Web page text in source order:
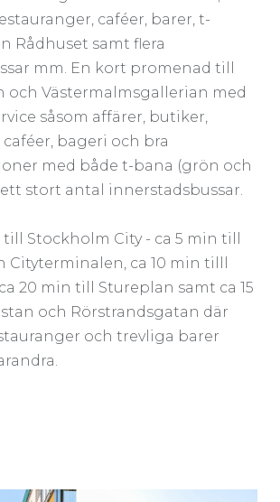
caféer, barer, t-
Rådhuset samt flera
mm. En kort promenad till
och Västermalmsgallerian med
såsom affärer, butiker,
bageri och bra
med både t-bana (grön och
stort antal innerstadsbussar.
Stockholm City - ca 5 min till
Cityterminalen, ca 10 min tilll
20 min till Stureplan samt ca 15
och Rörstrandsgatan där
och trevliga barer